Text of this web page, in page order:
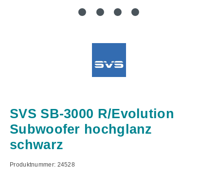
SVS SB-3000 R/Evolution
Subwoofer hochglanz
schwarz
Produktnummer: 24528